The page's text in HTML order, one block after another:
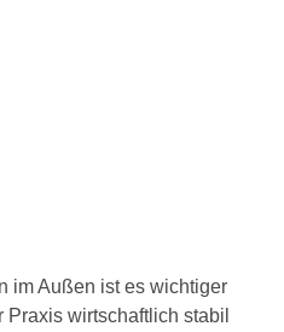
im Außen ist es wichtiger
wirtschaftlich stabil